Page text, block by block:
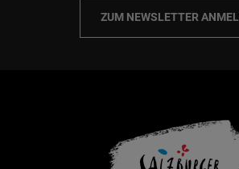
ZUM NEWSLETTER